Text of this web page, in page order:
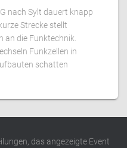
nach Sylt dauert knapp
Strecke stellt
an die Funktechnik.
Funkzellen in
schatten
das angezeigte Event